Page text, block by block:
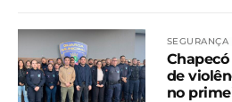
Chapecó
de
no